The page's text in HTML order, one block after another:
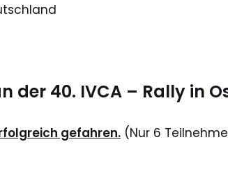
der 40. IVCA – Rally in
gefahren. (Nur 6